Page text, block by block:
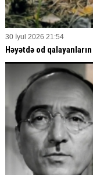
30 İyul 2026 21:54
Həyətdə od qalayanların